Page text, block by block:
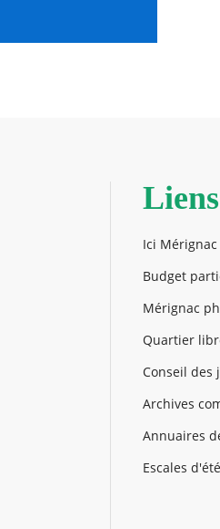
Ici Mérignac
Budget
Mérignac
Quartier
Conseil des
Archives
Annuaires
Escales d'été